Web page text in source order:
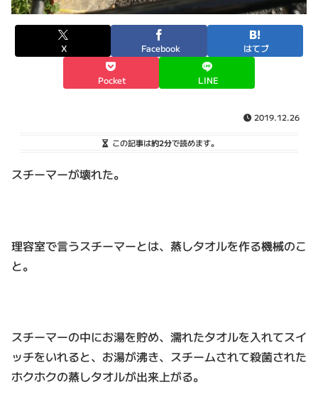
X Facebook はてブ
Pocket LINE
2019.12.26
この記事は約2分で読めます。
スチーマーが壊れた。
理容室で言うスチーマーとは、蒸しタオルを作る機械のこ
と。
スチーマーの中にお湯を貯め、濡れたタオルを入れてスイ
ッチをいれると、お湯が沸き、スチームされて殺菌された
ホクホクの蒸しタオルが出来上がる。